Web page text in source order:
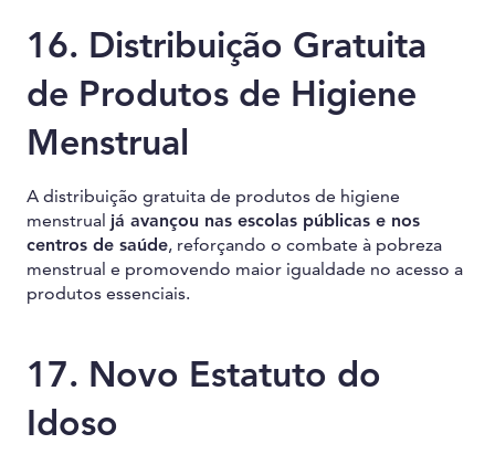
16. Distribuição Gratuita
de Produtos de Higiene
Menstrual
A distribuição gratuita de produtos de higiene
menstrual já avançou nas escolas públicas e nos
centros de saúde, reforçando o combate à pobreza
menstrual e promovendo maior igualdade no acesso a
produtos essenciais.
17. Novo Estatuto do
Idoso